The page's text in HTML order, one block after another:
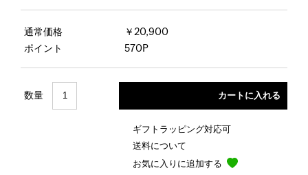
通常価格
￥20,900
ポイント
570P
数量
ギフトラッピング対応可
送料について
お気に入りに追加する